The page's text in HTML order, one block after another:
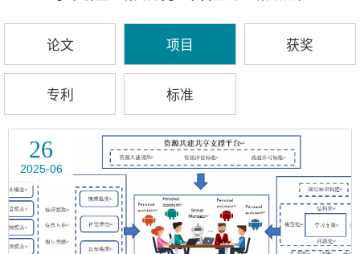
论文 项目 获奖
专利 标准
26
2025-06